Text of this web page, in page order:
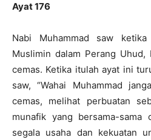
Ayat 176
Nabi Muhammad saw
Muslimin dalam Perang
cemas. Ketika itulah ayat ini
saw, “Wahai Muhammad
cemas, melihat perbuatan
munafik yang bersama-sama
segala usaha dan kekuatan